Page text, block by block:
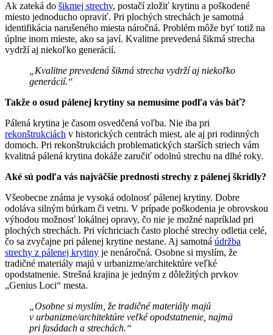
Ak zateká do šikmej strechy, postačí zložiť krytinu a poškodené
miesto jednoducho opraviť. Pri plochých strechách je samotná
identifikácia narušeného miesta náročná. Problém môže byť totiž na
úplne inom mieste, ako sa javí. Kvalitne prevedená šikmá strecha
vydrží aj niekoľko generácií.
„Kvalitne prevedená šikmá strecha vydrží aj niekoľko
generácií.“
Takže o osud pálenej krytiny sa nemusíme podľa vás báť?
Pálená krytina je časom osvedčená voľba. Nie iba pri
rekonštrukciách v historických centrách miest, ale aj pri rodinných
domoch. Pri rekonštrukciách problematických starších striech vám
kvalitná pálená krytina dokáže zaručiť odolnú strechu na dlhé roky.
Aké sú podľa vás najväčšie prednosti strechy z pálenej škridly?
Všeobecne známa je vysoká odolnosť pálenej krytiny. Dobre
odoláva silným búrkam či vetru. V prípade poškodenia je obrovskou
výhodou možnosť lokálnej opravy, čo nie je možné napríklad pri
plochých strechách. Pri víchriciach často ploché strechy odletia celé,
čo sa zvyčajne pri pálenej krytine nestane. Aj samotná údržba
strechy z pálenej krytiny je nenáročná. Osobne si myslím, že
tradičné materiály majú v urbanizme/architektúre veľké
opodstatnenie. Strešná krajina je jedným z dôležitých prvkov
„Genius Loci“ mesta.
„Osobne si myslím, že tradičné materiály majú
v urbanizme/architektúre veľké opodstatnenie, najmä
pri fasádach a strechách.“